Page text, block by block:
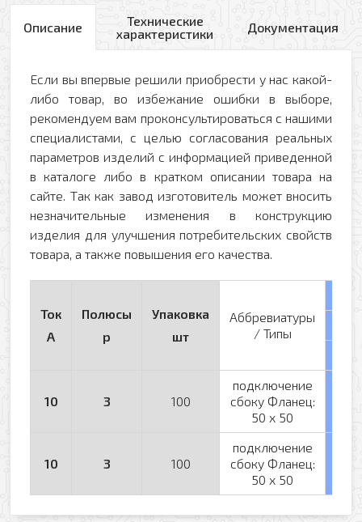
Описание
Технические
характеристики
Документация
Если вы впервые решили приобрести у нас какой-
либо товар, во избежание ошибки в выборе,
рекомендуем вам проконсультироваться с нашими
специалистами, с целью согласования реальных
параметров изделий с информацией приведенной
в каталоге либо в кратком описании товара на
сайте. Так как завод изготовитель может вносить
незначительные изменения в конструкцию
изделия для улучшения потребительских свойств
товара, а также повышения его качества.
Ток
A
Полюсы
p
Упаковка
шт
Аббревиатуры
/ Типы
10 3 100
подключение
сбоку Фланец:
50 x 50
10 3 100
подключение
сбоку Фланец:
50 x 50